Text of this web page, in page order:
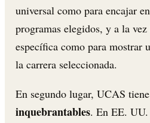
universal como para encajar
programas elegidos, y a la
específica como para mostrar
la carrera seleccionada.
En segundo lugar, UCAS tiene
inquebrantables. En EE.